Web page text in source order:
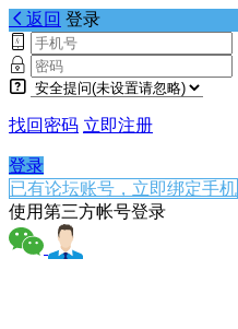
返回 登录
找回密码 立即注册
登录
已有论坛账号，立即绑定手机
使用第三方帐号登录